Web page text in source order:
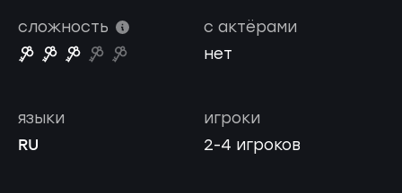
сложность
с актёрами
нет
игроки
2-4 игроков
языки
RU